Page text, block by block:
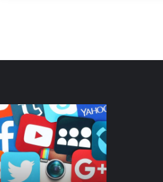
نخستین
وسیله
کاملا
خودران
نقلیه
اپل